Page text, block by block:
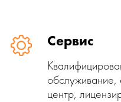
Сервис
обслуживание,
центр,